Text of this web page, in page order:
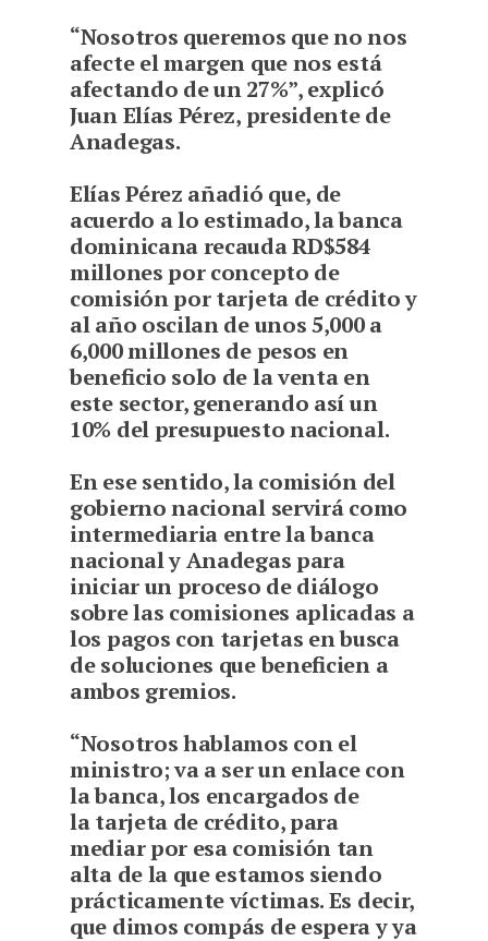
“Nosotros queremos que no nos
afecte el margen que nos está
afectando de un 27%”, explicó
Juan Elías Pérez, presidente de
Anadegas.
Elías Pérez añadió que, de
acuerdo a lo estimado, la banca
dominicana recauda RD$584
millones por concepto de
comisión por tarjeta de crédito y
al año oscilan de unos 5,000 a
6,000 millones de pesos en
beneficio solo de la venta en
este sector, generando así un
10% del presupuesto nacional.
En ese sentido, la comisión del
gobierno nacional servirá como
intermediaria entre la banca
nacional y Anadegas para
iniciar un proceso de diálogo
sobre las comisiones aplicadas a
los pagos con tarjetas en busca
de soluciones que beneficien a
ambos gremios.
“Nosotros hablamos con el
ministro; va a ser un enlace con
la banca, los encargados de
la tarjeta de crédito, para
mediar por esa comisión tan
alta de la que estamos siendo
prácticamente víctimas. Es decir,
que dimos compás de espera y ya